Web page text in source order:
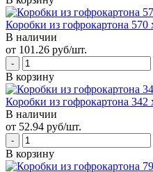
Коробки из гофрокартона
В наличии
от 101.26 руб/шт.
В корзину
Коробки из гофрокартона
В наличии
от 52.94 руб/шт.
В корзину